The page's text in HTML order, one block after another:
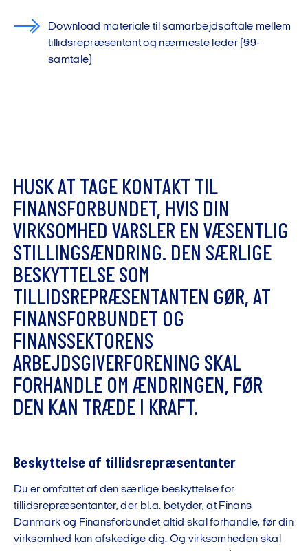
Download materiale til samarbejdsaftale mellem
tillidsrepræsentant og nærmeste leder (§9-
samtale)
HUSKAT TAGE KONTAKT TIL
FINANSFORBUNDET, HVIS DIN
VIRKSOMHED VARSLER EN VÆSENTLIG
STILLINGSÆNDRING. DEN SÆRLIGE
BESKYTTELSE SOM
TILLIDSREPRÆSENTANTEN GØR, AT
FINANSFORBUNDET OG
FINANSSEKTORENS
ARBEJDSGIVERFORENING SKAL
FORHANDLE OM ÆNDRINGEN, FØR
DEN KAN TRÆDE I KRAFT.
Beskyttelse af tillidsrepræsentanter
Du er omfattet af den særlige beskyttelse for
tillidsrepræsentanter, der bl.a. betyder, at Finans
Danmark og Finansforbundet altid skal forhandle, før din
virksomhed kan afskedige dig. Og virksomheden skal